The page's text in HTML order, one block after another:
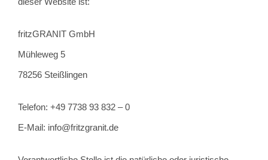
fritzGRANIT GmbH
Mühleweg 5
78256 Steißlingen
Telefon: +49 7738 93 832 – 0
E-Mail: info@fritzgranit.de